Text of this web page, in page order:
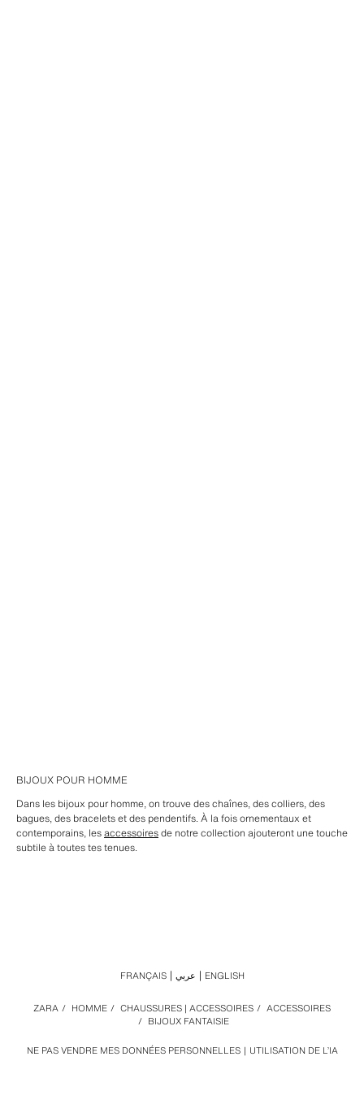
BIJOUX POUR HOMME
Dans les bijoux pour homme, on trouve des chaînes, des colliers, des
bagues, des bracelets et des pendentifs. À la fois ornementaux et
contemporains, lesaccessoiresde notre collection ajouteront une touche
subtile à toutes tes tenues.
NE PAS VENDRE MES DONNÉES PERSONNELLES UTILISATION DE L’IA
ZARA / HOMME / CHAUSSURES | ACCESSOIRES / ACCESSOIRES
/ BIJOUX FANTAISIE
FRANÇAIS عربي ENGLISH